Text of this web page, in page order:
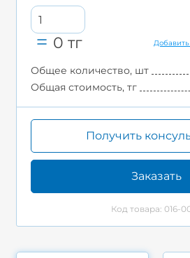
0 тг
Общее количество, шт
Общая стоимость, тг
Получить
Заказать
Код товара: 016-